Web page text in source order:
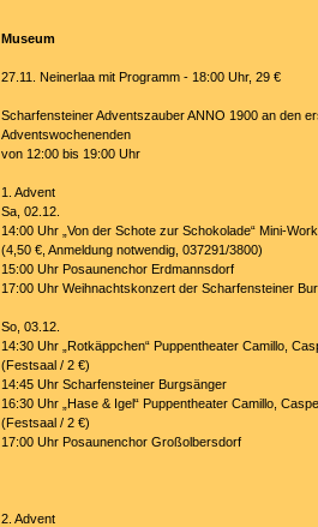
Museum
27.11. Neinerlaa mit Programm - 18:00 Uhr, 29 €
Scharfensteiner Adventszauber ANNO 1900 an den
Adventswochenenden
von 12:00 bis 19:00 Uhr
1. Advent
Sa, 02.12.
14:00 Uhr „Von der Schote zur Schokolade“ Mini-
(4,50 €, Anmeldung notwendig, 037291/3800)
15:00 Uhr Posaunenchor Erdmannsdorf
17:00 Uhr Weihnachtskonzert der Scharfensteiner
So, 03.12.
14:30 Uhr „Rotkäppchen“ Puppentheater Camillo,
(Festsaal / 2 €)
14:45 Uhr Scharfensteiner Burgsänger
16:30 Uhr „Hase & Igel“ Puppentheater Camillo,
(Festsaal / 2 €)
17:00 Uhr Posaunenchor Großolbersdorf
2. Advent